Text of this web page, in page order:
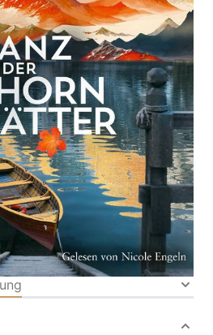
01.06.2026
Audio-CD